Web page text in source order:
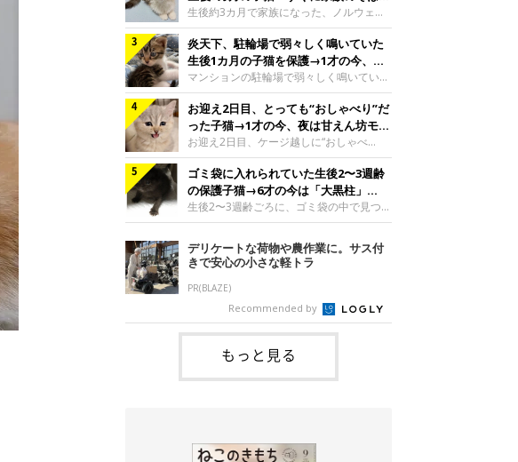
@muumuu62197189紹介するのは、
X（旧Twitter）ユーザー
@muumuu62197189さんの愛猫・ティダ
ちゃん（取材時6才）の成長記録です。こ
ちらは、生後3カ月ごろのティダちゃん。
飼い主さんが出会ったのは、夜から大雨に
なると予報されていた日の夕方でした。花
壇で動けずにいた子猫保護したばかりのテ
ィダちゃん。@muumuu62197189飼い主
さんは、公園の
落ち着く姿に「迎えてよかった」
生後約3カ月で家族になった、ノルウェー
ジャンフォレストキャットの子猫。お迎え
翌日には、すでに家でくつろぐ様子を見せ
ていました。お迎え翌日、ベッドでうとう
とするむうちゃんお迎え翌日のむうちゃ
ん。@umimugi0304紹介するのは、
Instagramユーザー@umimugi0304さんの
愛猫・むうちゃん（撮影時、生後約3カ月
／ノルウェージャンフォレストキャッ
ト）。こちらは、お迎え翌日に撮影された
一枚。ゴハンをお腹いっぱい食べたむうち
ゃんは眠くなり、飼い主さん夫婦のベッド
でうとうとし始めたのだとか。飼い主さ
炎天下、駐輪場で弱々しく鳴いていた
生後1カ月の子猫を保護→1才の今、筋
肉質でツンデレなコに成長
マンションの駐輪場で弱々しく鳴いてい
た、生後1カ月ほどの子猫。家族に迎えら
れてから1年、体も行動も大きく成長しま
した。炎天下の駐輪場で鳴いていた小さな
子猫保護当時のモモちゃん。@Kingponzu
紹介するのは、X（旧Twitter）ユーザー
@Kingponzuさんの愛猫・モモちゃん（取
材時1才）の成長記録です。こちらは、モ
モちゃんが生後1カ月ごろに撮影された一
枚。飼い主さんの自宅マンションの駐輪場
です。子猫時代のモモちゃん。
@Kingponzuその日は気温が35℃を
お迎え2日目、とっても“おしゃべり”だ
った子猫→1才の今、夜は甘えん坊モー
ドになるコに成長！
お迎え2日目、ケージ越しに“おしゃべ
り”する姿を見せていた子猫。1才になった
今も見せる愛らしい姿にキュンとします。
お迎え2日目、ケージ越しに何かを伝える
ももちゃん“おしゃべり”なももちゃん。
@poocoonyan紹介するのは、Instagram
ユーザー@poocoonyanさんの愛猫・もも
ちゃん（取材時1才／マンチカン）です。
こちらの動画は、ももちゃんが生後2カ月
を過ぎたころ、お迎え2日目に撮影された
もの。新しい環境にゆっくり慣れてもらう
ため、当時はケージの中で過ごしていまし
た。鳴いてアピールするももち
ゴミ袋に入れられていた生後2〜3週齢
の保護子猫→6才の今は「大黒柱」
に！ 美しい黒猫に成長した姿にグッ
とくる
生後2〜3週齢ごろに、ゴミ袋の中で見つか
った小さな命。ミルクから育てられたその
子猫は今、家族に欠かせない存在へと成長
しました。ゴミ袋の中で見つかった、ミニ
モグラのような子猫よちよち歩きをしてい
たころの、生後2〜3週齢ごろのドンちゃ
ん。@doddou_1今回紹介するのは、
X（旧Twitter）ユーザー@doddou_1さん
の愛猫・ドンちゃん（取材時、推定6才／
本名：ドミトリー・ドンスコイ）。ドンち
ゃんは、保護猫でした。ドンちゃんが見つ
かったのは、飼い主さんの姉の勤め先の敷
デリケートな荷物や農作業に。サス付
きで安心の小さな軽トラ
PR(BLAZE)
Recommended by
もっと見る